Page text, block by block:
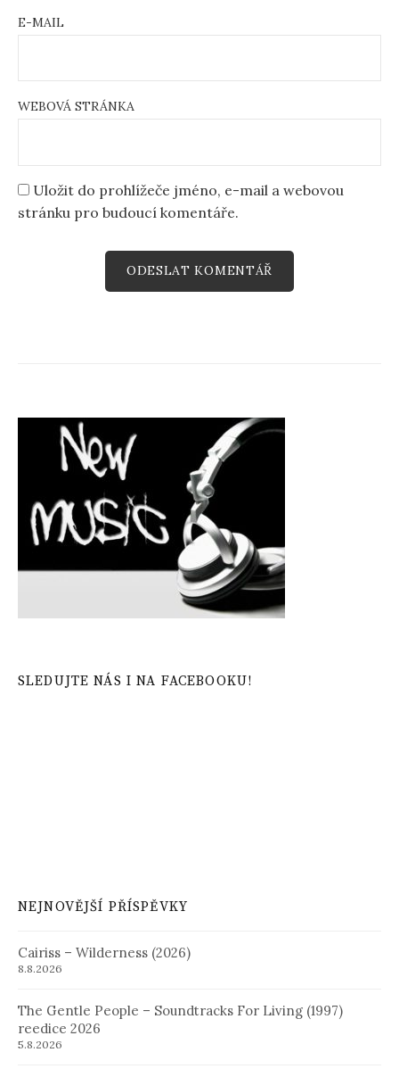
E-MAIL
WEBOVÁ STRÁNKA
Uložit do prohlížeče jméno, e-mail a webovou
stránku pro budoucí komentáře.
SLEDUJTE NÁS I NA FACEBOOKU!
NEJNOVĚJŠÍ PŘÍSPĚVKY
Cairiss – Wilderness (2026)
8.8.2026
The Gentle People – Soundtracks For Living (1997)
reedice 2026
5.8.2026